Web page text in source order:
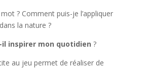
? Comment puis-je l’appliquer
la nature ?
inspirer mon quotidien ?
au jeu permet de réaliser de